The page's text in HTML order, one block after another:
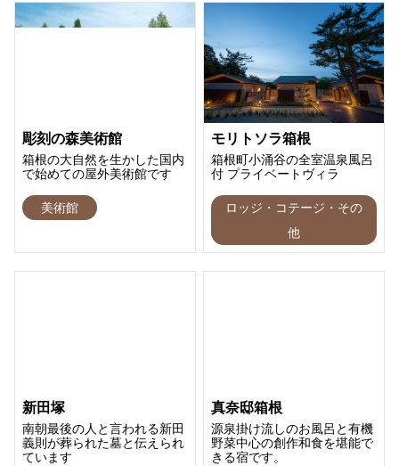
彫刻の森美術館
箱根の大自然を生かした国内
で始めての屋外美術館です
美術館
モリトソラ箱根
箱根町小涌谷の全室温泉風呂
付 プライベートヴィラ
ロッジ・コテージ・その
他
新田塚
南朝最後の人と言われる新田
義則が葬られた墓と伝えられ
ています
真奈邸箱根
源泉掛け流しのお風呂と有機
野菜中心の創作和食を堪能で
きる宿です。